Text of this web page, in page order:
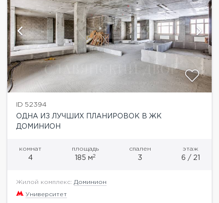
ID 52394
ОДНА ИЗ ЛУЧШИХ ПЛАНИРОВОК В ЖК
ДОМИНИОН
комнат
4
площадь
185 м2
спален
3
этаж
6 / 21
Жилой комплекс: Доминион
Университет